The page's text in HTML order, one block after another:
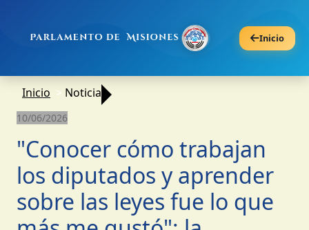
Inicio
Inicio Noticia
10/06/2026
"Conocer cómo trabajan
los diputados y aprender
sobre las leyes fue lo que